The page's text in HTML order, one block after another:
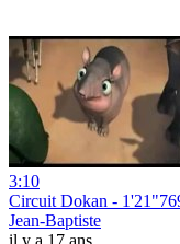
3:10
Circuit Dokan -
Jean-Baptiste